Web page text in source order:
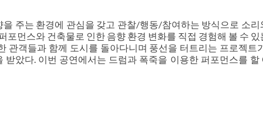
주는 환경에 관심을 갖고 관찰/행동/참여하는 방식으로 소리
포먼스와 건축물로 인한 음향 환경 변화를 직접 경험해 볼 수 있
관객들과 함께 도시를 돌아다니며 풍선을 터트리는 프로젝트
았다. 이번 공연에서는 드럼과 폭죽을 이용한 퍼포먼스를 할